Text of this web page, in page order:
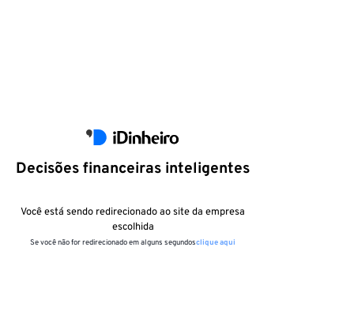
Decisões financeiras inteligentes
Você está sendo redirecionado ao site da empresa
escolhida
Se você não for redirecionado em alguns segundosclique aqui